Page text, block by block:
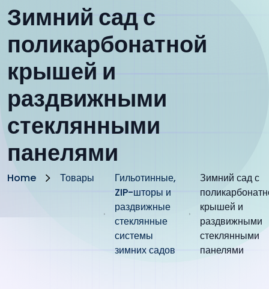
Зимний сад с
поликарбонатной
крышей и
раздвижными
стеклянными
панелями
Home Товары
Гильотинные,
ZIP-шторы и
раздвижные
стеклянные
системы
зимних садов
Зимний сад с
крышей и
раздвижными
стеклянными
панелями